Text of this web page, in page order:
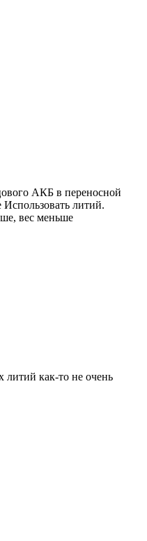
АКБ в переносной
литий.
вес меньше
литий как-то не очень